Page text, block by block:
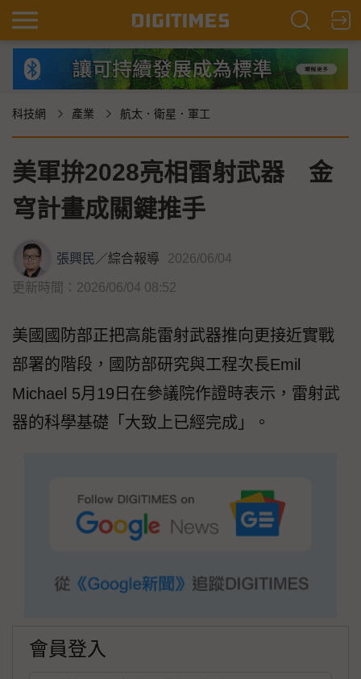
科技網 產業 航太．衛星．軍工
美軍拚2028亮相雷射武器 金
穹計畫成關鍵推手
張興民／綜合報導 2026/06/04
更新時間：2026/06/04 08:52
美國國防部正把高能雷射武器推向更接近實戰
部署的階段，國防部研究與工程次長Emil
Michael 5月19日在參議院作證時表示，雷射武
器的科學基礎「大致上已經完成」。
會員登入